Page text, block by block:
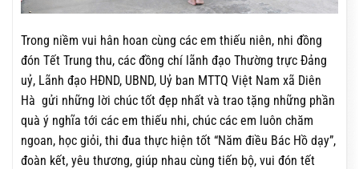
Trong niềm vui hân hoan cùng các em thiếu niên, nhi đồng
đón Tết Trung thu, các đồng chí lãnh đạo Thường trực Đảng
uỷ, Lãnh đạo HĐND, UBND, Uỷ ban MTTQ Việt Nam xã Diên
Hà gửi những lời chúc tốt đẹp nhất và trao tặng những phần
quà ý nghĩa tới các em thiếu nhi, chúc các em luôn chăm
ngoan, học giỏi, thi đua thực hiện tốt “Năm điều Bác Hồ dạy”,
đoàn kết, yêu thương, giúp nhau cùng tiến bộ, vui đón tết